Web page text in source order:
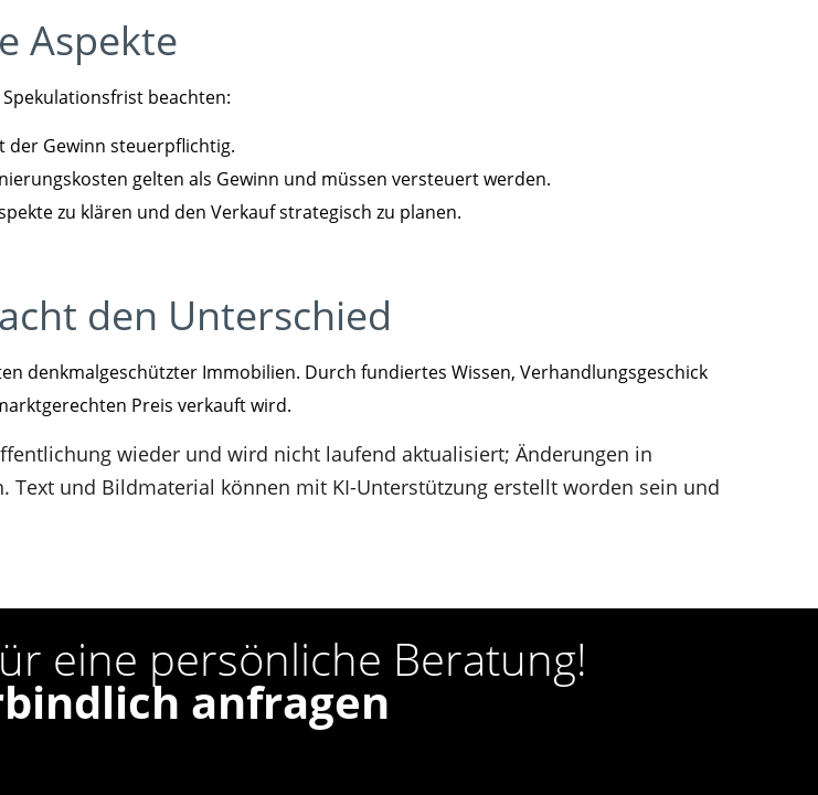
Aspekte
beachten:
der Gewinn steuerpflichtig.
gelten als Gewinn und müssen versteuert werden.
zu klären und den Verkauf strategisch zu planen.
den Unterschied
denkmalgeschützter Immobilien. Durch fundiertes Wissen, Verhandlungsgeschick
Preis verkauft wird.
wieder und wird nicht laufend aktualisiert; Änderungen in
Text und Bildmaterial können mit KI-Unterstützung erstellt worden sein und
eine persönliche Beratung!
anfragen